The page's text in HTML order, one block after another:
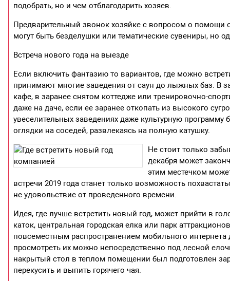
подобрать, но и чем отблагодарить хозяев.
Предварительный звонок хозяйке с вопросом о помощи
могут быть безделушки или тематические сувениры, но
Встреча нового года на выезде
Если включить фантазию то вариантов, где можно
принимают многие заведения от саун до лыжных баз. В
кафе, в заранее снятом коттедже или тренировочно-
даже на даче, если ее заранее откопать из высокого
увеселительных заведениях даже культурную
оглядки на соседей, развлекаясь на полную катушку.
Не стоит только
декабря может
этим местечком
встречи 2019 года станет только возможность
не удовольствие от проведенного времени.
Идея, где лучше встретить новый год, может прийти в
каток, центральная городская елка или парк
повсеместным распространением мобильного интернета
просмотреть их можно непосредственно под лесной
накрытый стол в теплом помещении был подготовлен
перекусить и выпить горячего чая.